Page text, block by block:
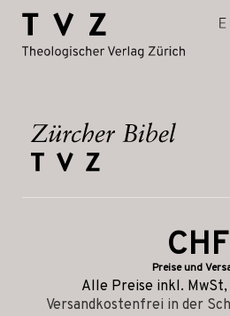
CHF
Preise und
Alle Preise inkl. MwSt,
Versandkostenfrei in der